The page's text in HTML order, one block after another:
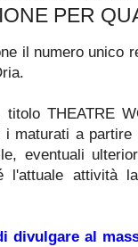
PER
il numero unico
titolo THEATRE
maturati a partire
eventuali
l'attuale attività
divulgare al